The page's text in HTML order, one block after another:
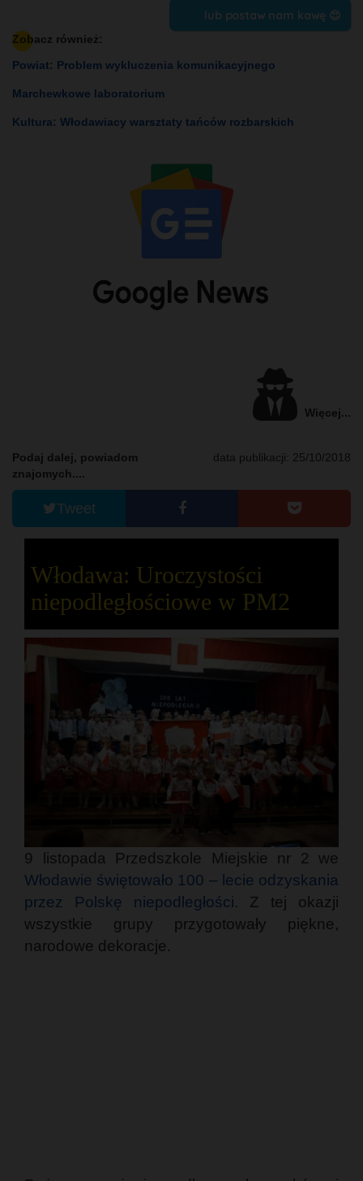
lub postaw nam kawę 😍
Zobacz również:
Powiat: Problem wykluczenia komunikacyjnego
Marchewkowe laboratorium
Kultura: Włodawiacy warsztaty tańców rozbarskich
Więcej...
data publikacji: 25/10/2018
Podaj dalej, powiadom
znajomych....
Tweet
Włodawa: Uroczystości
niepodległościowe w PM2
9 listopada Przedszkole Miejskie nr 2 we
Włodawie świętowało 100 – lecie odzyskania
przez Polskę niepodległości. Z tej okazji
wszystkie grupy przygotowały piękne,
narodowe dekoracje.